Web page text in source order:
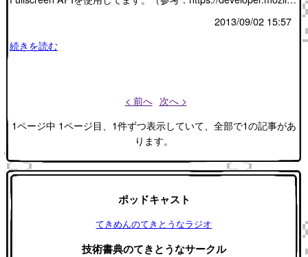
2013/09/02 15:57
続きを読む
< 前へ 次へ >
1ページ中 1ページ目、1件ずつ表示していて、全部で1の記事があ
ります。
ポッドキャスト
てきめんのてきとうなラジオ
技術書典のてきとうなサークル